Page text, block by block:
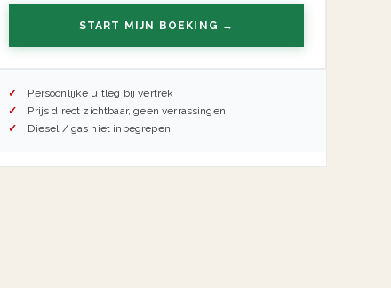
START MIJN BOEKING →
Persoonlijke uitleg bij vertrek
Prijs direct zichtbaar, geen verrassingen
Diesel / gas niet inbegrepen